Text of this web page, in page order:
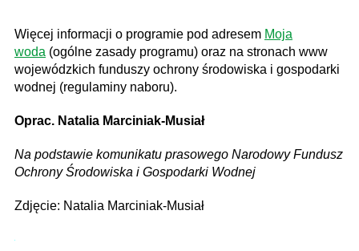
Więcej informacji o programie pod adresem Moja
woda (ogólne zasady programu) oraz na stronach www
wojewódzkich funduszy ochrony środowiska i gospodarki
wodnej (regulaminy naboru).
Oprac. Natalia Marciniak-Musiał
Na podstawie komunikatu prasowego Narodowy Fundusz
Ochrony Środowiska i Gospodarki Wodnej
Zdjęcie: Natalia Marciniak-Musiał